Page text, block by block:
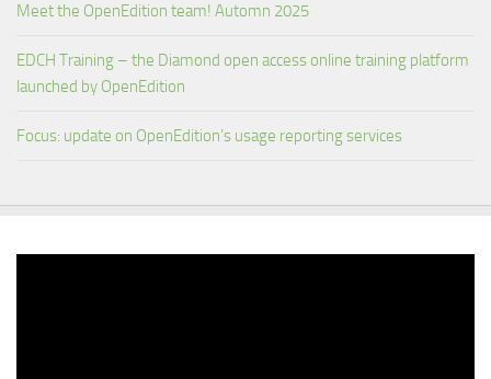
Meet the OpenEdition team! Automn 2025
EDCH Training – the Diamond open access online training platform
launched by OpenEdition
Focus: update on OpenEdition’s usage reporting services